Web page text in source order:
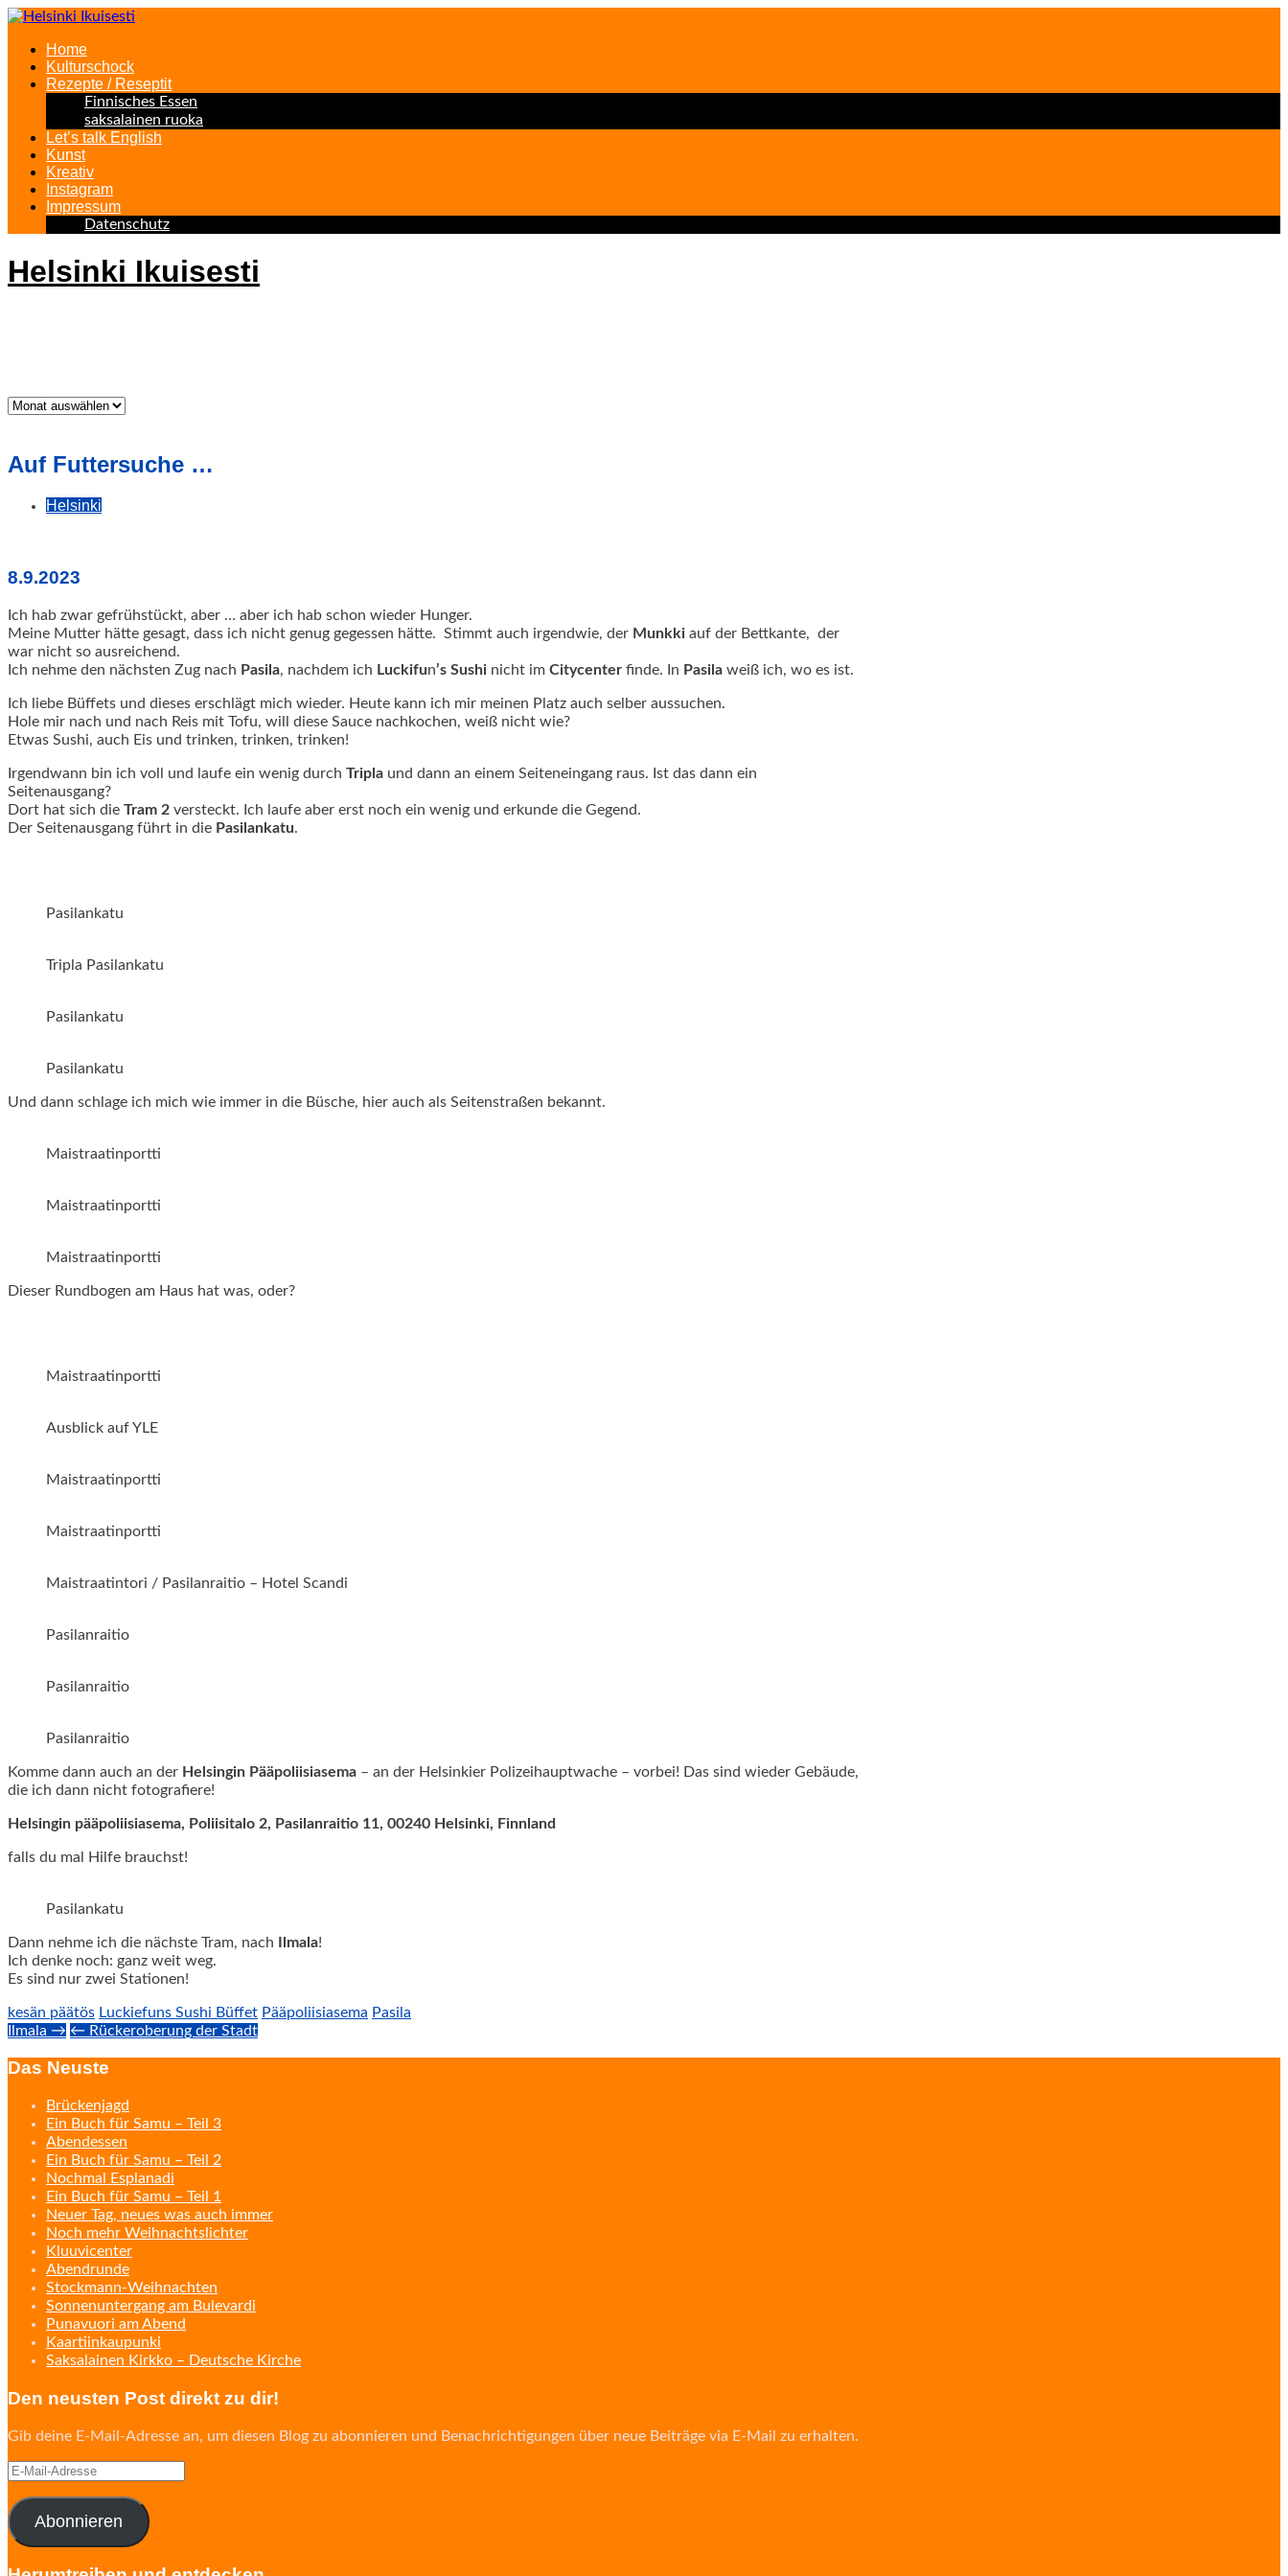
Home
Kulturschock
Rezepte / Reseptit
Finnisches Essen
saksalainen ruoka
Let’s talk English
Kunst
Kreativ
Instagram
Impressum
Datenschutz
Helsinki Ikuisesti
Was
Auf Futtersuche …
Helsinki
8.9.2023
Ich hab zwar gefrühstückt, aber … aber ich hab schon wieder Hunger.
Meine Mutter hätte gesagt, dass ich nicht genug gegessen hätte. Stimmt auch irgendwie, der Munkki auf der Bettkante, der
war nicht so ausreichend.
Ich nehme den nächsten Zug nach Pasila, nachdem ich Luckifun’s Sushi nicht im Citycenter finde. In Pasila weiß ich, wo es ist.
Ich liebe Büffets und dieses erschlägt mich wieder. Heute kann ich mir meinen Platz auch selber aussuchen.
Hole mir nach und nach Reis mit Tofu, will diese Sauce nachkochen, weiß nicht wie?
Etwas Sushi, auch Eis und trinken, trinken, trinken!
Irgendwann bin ich voll und laufe ein wenig durch Tripla und dann an einem Seiteneingang raus. Ist das dann ein
Seitenausgang?
Dort hat sich die Tram 2 versteckt. Ich laufe aber erst noch ein wenig und erkunde die Gegend.
Der Seitenausgang führt in die Pasilankatu.
Pasilankatu
Tripla Pasilankatu
Pasilankatu
Pasilankatu
Und dann schlage ich mich wie immer in die Büsche, hier auch als Seitenstraßen bekannt.
Maistraatinportti
Maistraatinportti
Maistraatinportti
Dieser Rundbogen am Haus hat was, oder?
Maistraatinportti
Ausblick auf YLE
Maistraatinportti
Maistraatinportti
Maistraatintori / Pasilanraitio – Hotel Scandi
Pasilanraitio
Pasilanraitio
Pasilanraitio
Komme dann auch an der Helsingin Pääpoliisiasema – an der Helsinkier Polizeihauptwache – vorbei! Das sind wieder Gebäude,
die ich dann nicht fotografiere!
Helsingin pääpoliisiasema, Poliisitalo 2, Pasilanraitio 11, 00240 Helsinki, Finnland
falls du mal Hilfe brauchst!
Pasilankatu
Dann nehme ich die nächste Tram, nach Ilmala!
Ich denke noch: ganz weit weg.
Es sind nur zwei Stationen!
kesän päätös Luckiefuns Sushi Büffet Pääpoliisiasema Pasila
Post
navigation
Ilmala → ← Rückeroberung der Stadt
Das Neuste
Brückenjagd
Ein Buch für Samu – Teil 3
Abendessen
Ein Buch für Samu – Teil 2
Nochmal Esplanadi
Ein Buch für Samu – Teil 1
Neuer Tag, neues was auch immer
Noch mehr Weihnachtslichter
Kluuvicenter
Abendrunde
Stockmann-Weihnachten
Sonnenuntergang am Bulevardi
Punavuori am Abend
Kaartiinkaupunki
Saksalainen Kirkko – Deutsche Kirche
Den neusten Post direkt zu dir!
Gib deine E-Mail-Adresse an, um diesen Blog zu abonnieren und Benachrichtigungen über neue Beiträge via E-Mail zu erhalten.
E-
Adresse
Abonnieren